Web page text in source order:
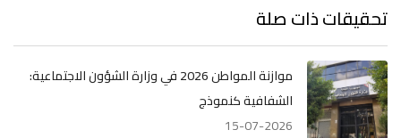
تحقيقات ذات صلة
موازنة المواطن 2026 في وزارة الشؤون الاجتماعية:
الشفافية كنموذج
15-07-2026